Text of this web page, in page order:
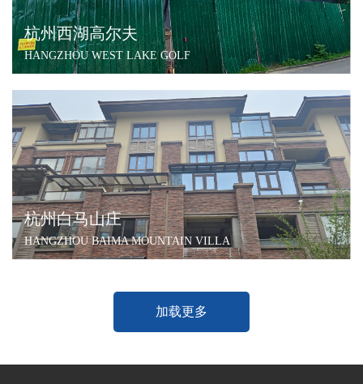
杭州西湖高尔夫
HANGZHOU WEST LAKE GOLF
杭州白马山庄
HANGZHOU BAIMA MOUNTAIN VILLA
加载更多